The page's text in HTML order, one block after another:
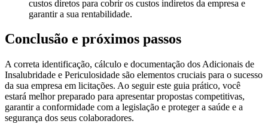
custos diretos para cobrir os custos indiretos da empresa e
garantir a sua rentabilidade.
Conclusão e próximos passos
A correta identificação, cálculo e documentação dos Adicionais de
Insalubridade e Periculosidade são elementos cruciais para o sucesso
da sua empresa em licitações. Ao seguir este guia prático, você
estará melhor preparado para apresentar propostas competitivas,
garantir a conformidade com a legislação e proteger a saúde e a
segurança dos seus colaboradores.